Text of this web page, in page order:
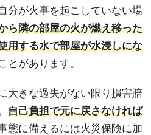
分が火事を起こしていない場
ら隣の部屋の火が燃え移った
用する水で部屋が水浸しにな
とがあります。
大きな過失がない限り損害賠
自己負担で元に戻さなければ
態に備えるには火災保険に加